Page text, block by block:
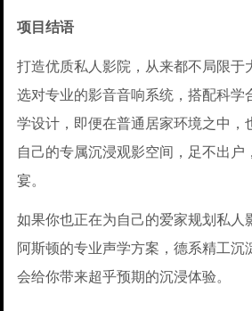
项目结语
打造优质私人影院，从来都不局限于
选对专业的影音音响系统，搭配科学
学设计，即便在普通居家环境之中，
自己的专属沉浸观影空间，足不出户
宴。
如果你也正在为自己的爱家规划私人
阿斯顿的专业声学方案，德系精工沉
会给你带来超乎预期的沉浸体验。